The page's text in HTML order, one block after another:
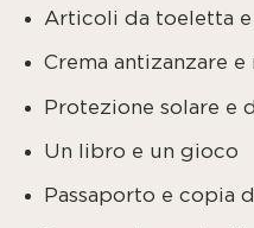
Articoli da toeletta e
Crema antizanzare
Protezione solare e
Un libro e un gioco
Passaporto e copia